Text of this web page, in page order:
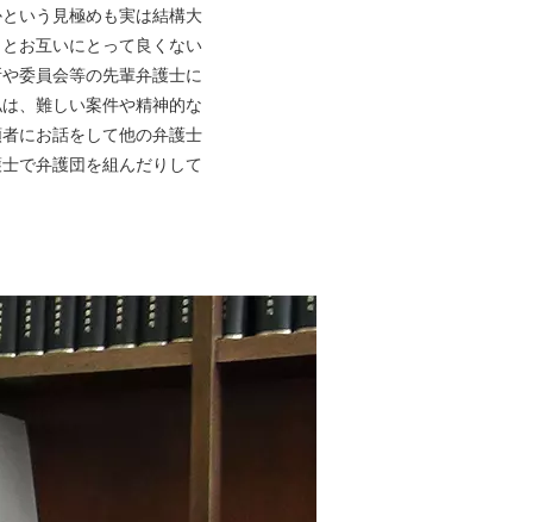
いう見極めも実は結構大
お互いにとって良くない
委員会等の先輩弁護士に
、難しい案件や精神的な
にお話をして他の弁護士
で弁護団を組んだりして